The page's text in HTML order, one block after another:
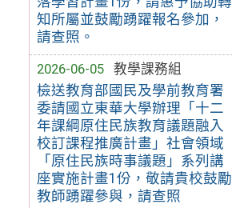
知所屬並鼓勵踴躍報名參加，
請查照。
2026-06-05
教學課務組
檢送教育部國民及學前教育署
委請國立東華大學辦理「十二
年課綱原住民族教育議題融入
校訂課程推廣計畫」社會領域
「原住民族時事議題」系列講
座實施計畫1份，敬請貴校鼓勵
教師踴躍參與，請查照